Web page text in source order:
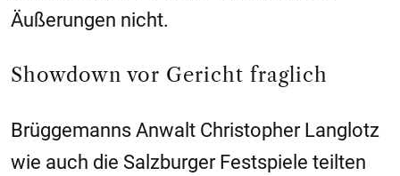
Äußerungen nicht.
Showdown vor Gericht fraglich
Brüggemanns Anwalt Christopher Langlotz
wie auch die SalzburgerFestspiele teilten